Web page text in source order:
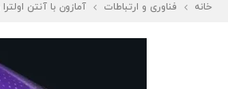
خانه فناوری و ارتباطات آمازون با آنتن